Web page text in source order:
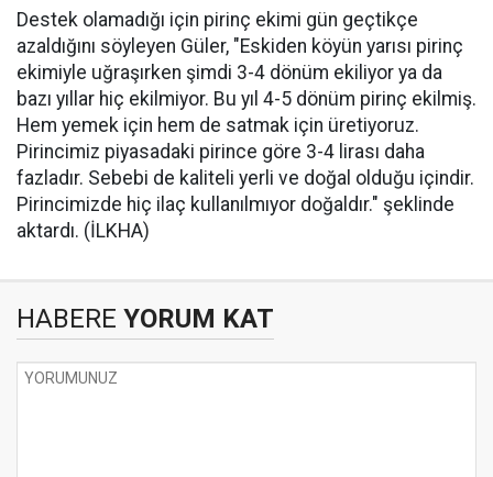
Destek olamadığı için pirinç ekimi gün geçtikçe
azaldığını söyleyen Güler, "Eskiden köyün yarısı pirinç
ekimiyle uğraşırken şimdi 3-4 dönüm ekiliyor ya da
bazı yıllar hiç ekilmiyor. Bu yıl 4-5 dönüm pirinç ekilmiş.
Hem yemek için hem de satmak için üretiyoruz.
Pirincimiz piyasadaki pirince göre 3-4 lirası daha
fazladır. Sebebi de kaliteli yerli ve doğal olduğu içindir.
Pirincimizde hiç ilaç kullanılmıyor doğaldır." şeklinde
aktardı. (İLKHA)
HABERE YORUM KAT